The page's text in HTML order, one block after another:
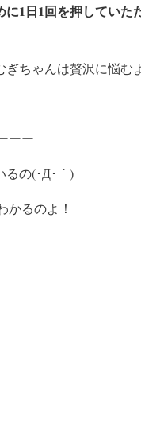
に1日1回を押していた
ぎちゃんは贅沢に悩む
ーー
るの(･Д･｀)
るのよ！